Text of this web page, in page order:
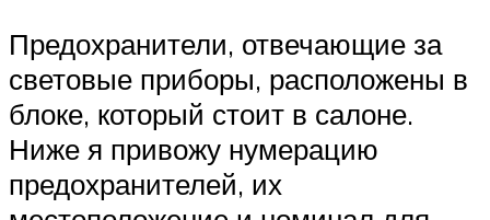
Предохранители, отвечающие за
световые приборы, расположены в
блоке, который стоит в салоне.
Ниже я привожу нумерацию
предохранителей, их